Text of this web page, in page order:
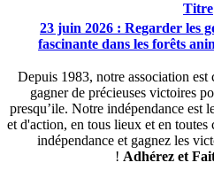
Titre
23 juin 2026 : Regarder les
fascinante dans les forêts
Depuis 1983, notre association
gagner de précieuses victoires
presqu’ile. Notre indépendance est
et d'action, en tous lieux et en toutes
indépendance et gagnez les
! Adhérez et